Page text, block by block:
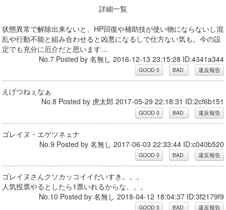
詳細一覧
状態異常で解除出来ないと、HP回復や補助技が使い物にならないし混
乱や行動不能と組み合わせると凶悪になるしで仕方ない気も。今の設
定でも充分に厄介だと思います…
No.7 Posted by 名無し 2016-12-13 23:15:28 ID:4341a344
えげつねぇなぁ
No.8 Posted by 虎太郎 2017-05-29 22:18:31 ID:2cf6b151
ゴレイヌ・エゲツネェナ
No.9 Posted by 名無し 2017-06-03 22:33:44 ID:c040b520
ゴレイヌさんクソカッコイイだいすき。。。
人気投票やるとしたら1票いれるからな。。。
No.10 Posted by 名無し 2018-04-12 18:04:37 ID:3f2179f9